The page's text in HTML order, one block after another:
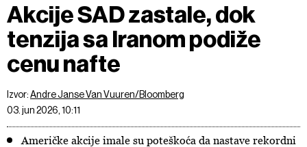
Akcije SAD zastale, dok
tenzija sa Iranom podiže
cenu nafte
Izvor:Andre Janse Van Vuuren/Bloomberg
03. jun 2026, 10:11
Američke akcije imale su poteškoća da nastave rekordni